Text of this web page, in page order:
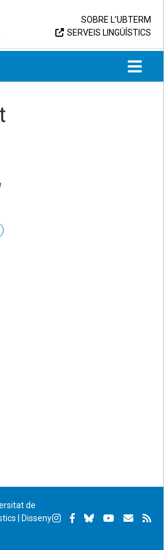
SOBRE L’UBTERM
SERVEIS LINGÜÍSTICS
de
Disseny
Instagram
Facebook
BlueskyYouTube